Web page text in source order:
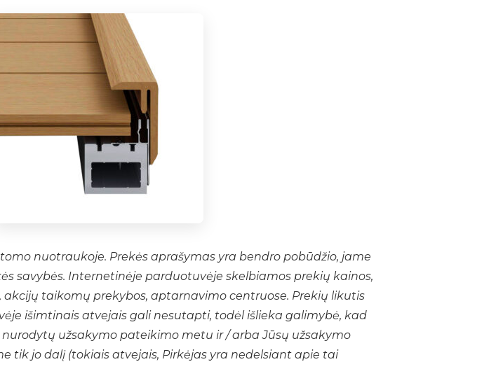
nuotraukoje. Prekės aprašymas yra bendro pobūdžio, jame
savybės. Internetinėje parduotuvėje skelbiamos prekių kainos,
taikomų prekybos, aptarnavimo centruose. Prekių likutis
išimtinais atvejais gali nesutapti, todėl išlieka galimybė, kad
užsakymo pateikimo metu ir / arba Jūsų užsakymo
tik jo dalį (tokiais atvejais, Pirkėjas yra nedelsiant apie tai